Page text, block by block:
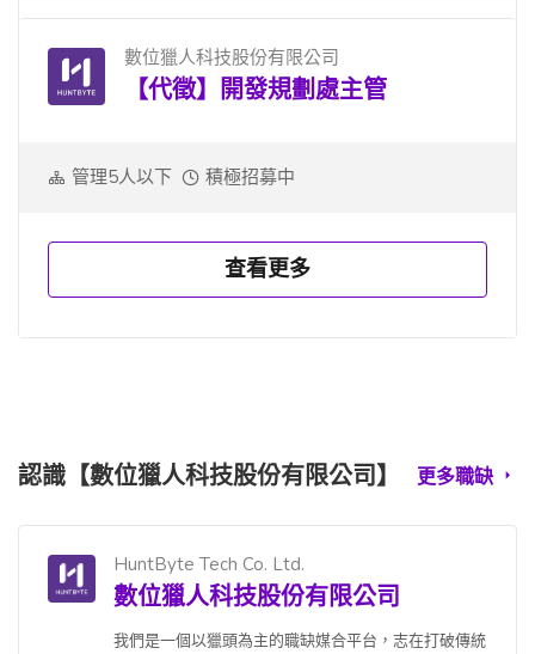
數位獵人科技股份有限公司
【代徵】開發規劃處主管
管理5人以下 積極招募中
查看更多
認識【數位獵人科技股份有限公司】 更多職缺
HuntByte Tech Co. Ltd.
數位獵人科技股份有限公司
我們是一個以獵頭為主的職缺媒合平台，志在打破傳統